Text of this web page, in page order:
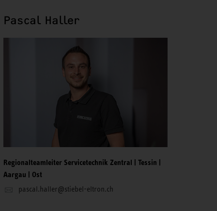
Pascal Haller
Regionalteamleiter Servicetechnik Zentral | Tessin |
Aargau | Ost
pascal.haller@stiebel-eltron.ch